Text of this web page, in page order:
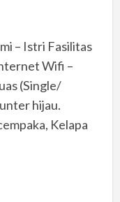
– Istri Fasilitas
Wifi –
(Single/
hijau.
Kelapa